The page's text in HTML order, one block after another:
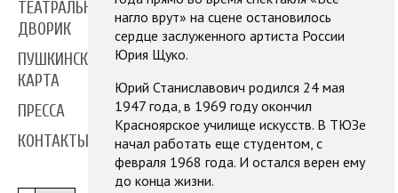
ТЕАТРАЛЬНЫЙ
ДВОРИК
ПУШКИНСКАЯ
КАРТА
ПРЕССА
КОНТАКТЫ
нагло врут» на сцене остановилось
сердце заслуженного артиста России
Юрия Щуко.
Юрий Станиславович родился 24 мая
1947 года, в 1969 году окончил
Красноярское училище искусств. В ТЮЗе
начал работать еще студентом, с
февраля 1968 года. И остался верен ему
до конца жизни.